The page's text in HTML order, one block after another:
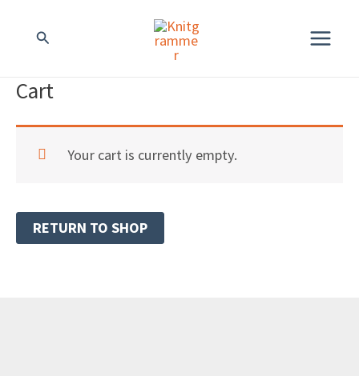
sisältöön
Hae
Cart
Your cart is currently empty.
RETURN TO SHOP